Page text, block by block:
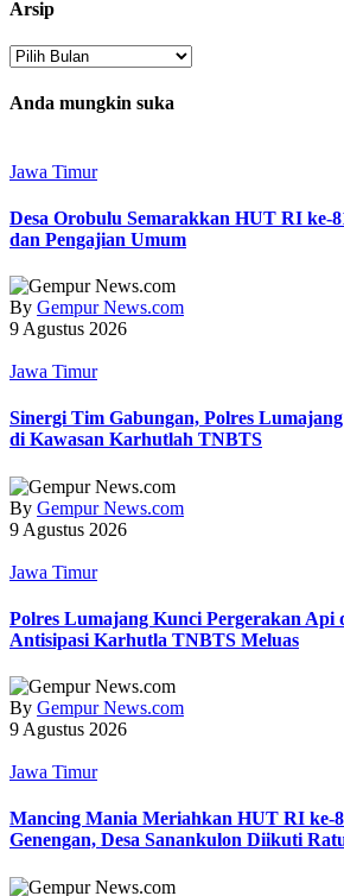
Arsip
Arsip
Anda mungkin suka
Jawa Timur
‎Desa Orobulu Semarakkan HUT RI ke-
dan Pengajian Umum
By Gempur News.com
9 Agustus 2026
Jawa Timur
Sinergi Tim Gabungan, Polres
di Kawasan Karhutlah TNBTS
By Gempur News.com
9 Agustus 2026
Jawa Timur
Polres Lumajang Kunci Pergerakan Api
Antisipasi Karhutla TNBTS Meluas
By Gempur News.com
9 Agustus 2026
Jawa Timur
Mancing Mania Meriahkan HUT RI ke-
Genengan, Desa Sanankulon Diikuti